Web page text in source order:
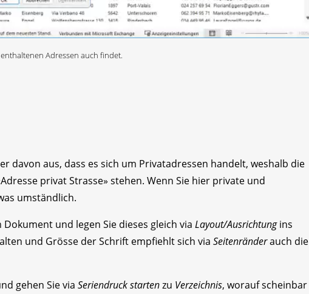
Adressen auch findet.
davon aus, dass es sich um Privatadressen handelt, weshalb die
privat Strasse» stehen. Wenn Sie hier private und
umständlich.
und legen Sie dieses gleich via Layout/Ausrichtungins
und Grösse der Schrift empfiehlt sich via Seitenränderauch die
gehen Sie via Seriendruck startenzu Verzeichnis, worauf scheinbar